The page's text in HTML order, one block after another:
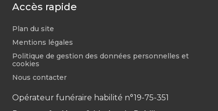
Accès rapide
Plan du site
Mentions légales
Politique de gestion des données personnelles et
cookies
Nous contacter
Opérateur funéraire habilité n°19-75-351